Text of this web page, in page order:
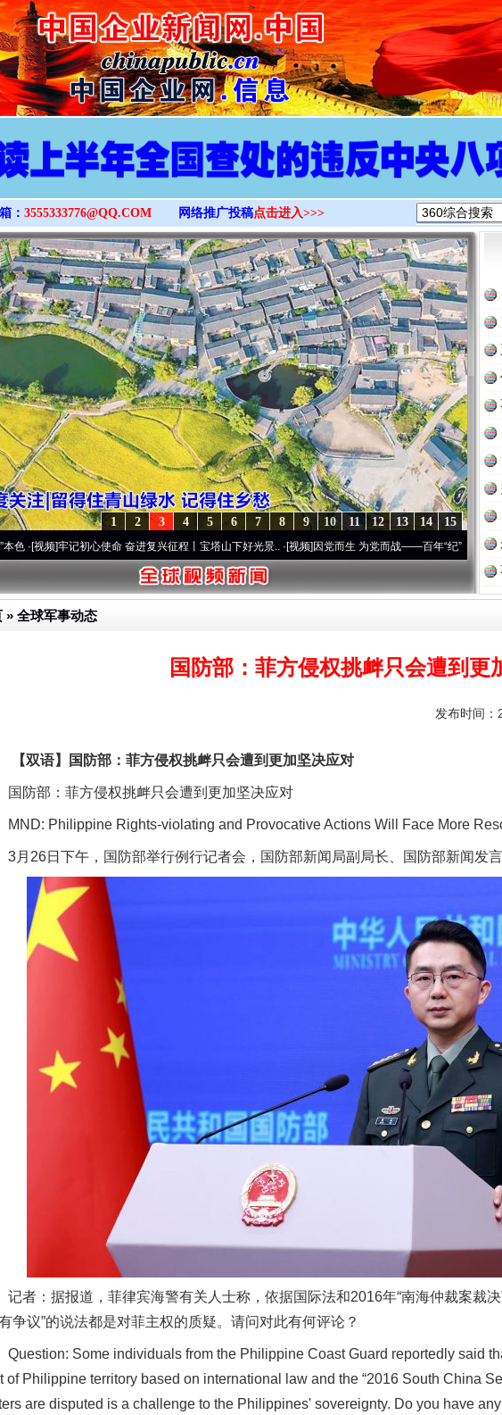
>
： 3555333776@QQ.COM 网络推广投稿点击进入>>>
15
14
13
12
11
10
9
8
7
6
5
4
3
2
1
牢记初心使命 奋进复兴征程丨宝塔山下好光景..·[视频]因党而生 为党而战——百年“纪”事⑧加强纪律.. ·[视
» 全球军事动态
国防部：菲方侵权挑衅只会遭到更
发布时间：
语】国防部：菲方侵权挑衅只会遭到更加坚决应对
部：菲方侵权挑衅只会遭到更加坚决应对
Philippine Rights-violating and Provocative Actions Will Face More
26日下午，国防部举行例行记者会，国防部新闻局副局长、国防部新闻发言
：据报道，菲律宾海警有关人士称，依据国际法和2016年“南海仲裁案裁决
争议”的说法都是对菲主权的质疑。请问对此有何评论？
Some individuals from the Philippine Coast Guard reportedly said
of Philippine territory based on international law and the “2016 South China
are disputed is a challenge to the Philippines' sovereignty. Do you have